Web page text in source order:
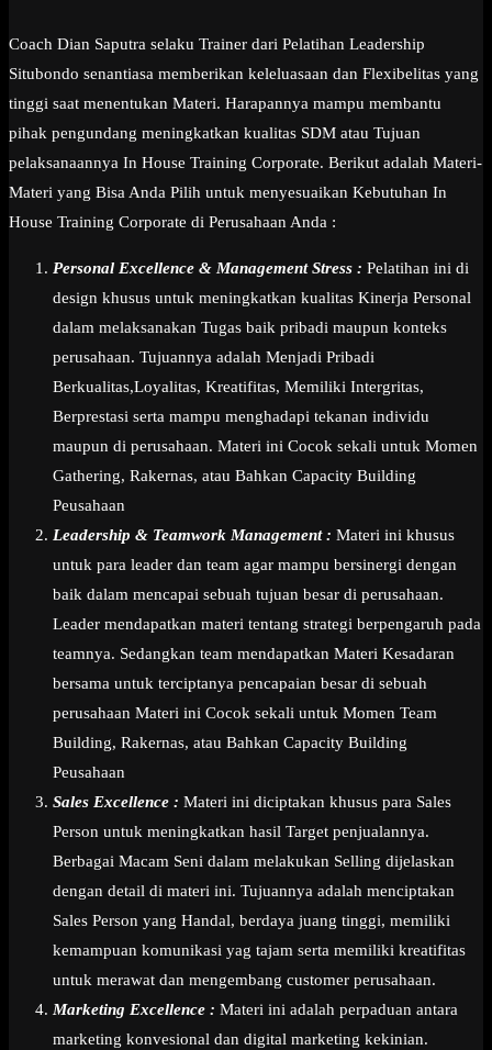
Coach Dian Saputra selaku Trainer dari Pelatihan Leadership
Situbondo senantiasa memberikan keleluasaan dan Flexibelitas yang
tinggi saat menentukan Materi. Harapannya mampu membantu
pihak pengundang meningkatkan kualitas SDM atau Tujuan
pelaksanaannya In House Training Corporate. Berikut adalah Materi-
Materi yang Bisa Anda Pilih untuk menyesuaikan Kebutuhan In
House Training Corporate di Perusahaan Anda :
Personal Excellence & Management Stress : Pelatihan ini di
design khusus untuk meningkatkan kualitas Kinerja Personal
dalam melaksanakan Tugas baik pribadi maupun konteks
perusahaan. Tujuannya adalah Menjadi Pribadi
Berkualitas,Loyalitas, Kreatifitas, Memiliki Intergritas,
Berprestasi serta mampu menghadapi tekanan individu
maupun di perusahaan. Materi ini Cocok sekali untuk Momen
Gathering, Rakernas, atau Bahkan Capacity Building
Peusahaan
Leadership & Teamwork Management : Materi ini khusus
untuk para leader dan team agar mampu bersinergi dengan
baik dalam mencapai sebuah tujuan besar di perusahaan.
Leader mendapatkan materi tentang strategi berpengaruh pada
teamnya. Sedangkan team mendapatkan Materi Kesadaran
bersama untuk terciptanya pencapaian besar di sebuah
perusahaan Materi ini Cocok sekali untuk Momen Team
Building, Rakernas, atau Bahkan Capacity Building
Peusahaan
Sales Excellence : Materi ini diciptakan khusus para Sales
Person untuk meningkatkan hasil Target penjualannya.
Berbagai Macam Seni dalam melakukan Selling dijelaskan
dengan detail di materi ini. Tujuannya adalah menciptakan
Sales Person yang Handal, berdaya juang tinggi, memiliki
kemampuan komunikasi yag tajam serta memiliki kreatifitas
untuk merawat dan mengembang customer perusahaan.
Marketing Excellence : Materi ini adalah perpaduan antara
marketing konvesional dan digital marketing kekinian.